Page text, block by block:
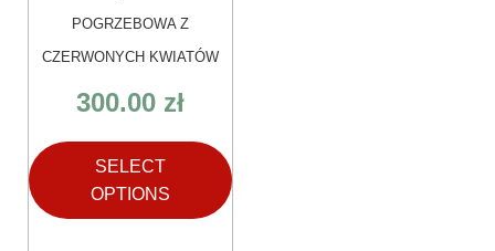
POGRZEBOWA Z
CZERWONYCH KWIATÓW
300.00 zł
SELECT
OPTIONS